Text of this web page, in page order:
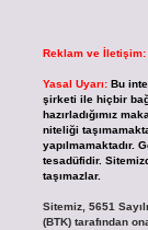
Reklam ve İletişim:
Yasal Uyarı: Bu
şirketi ile hiçbir
hazırladığımız
niteliği
yapılmamaktadır.
tesadüfidir.
taşımazlar.
Sitemiz, 5651
(BTK) tarafından